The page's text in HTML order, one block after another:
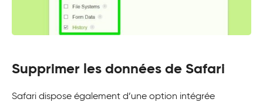
Supprimer les données de Safari
Safari dispose également d’une option intégrée